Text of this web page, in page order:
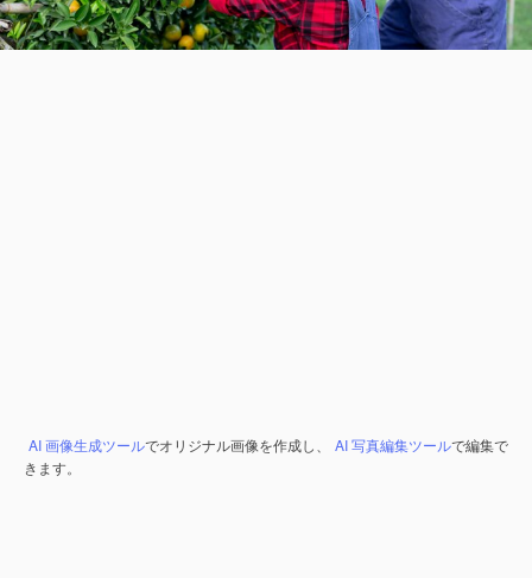
AI 画像生成ツールでオリジナル画像を作成し、 AI 写真編集ツールで編集で
きます。